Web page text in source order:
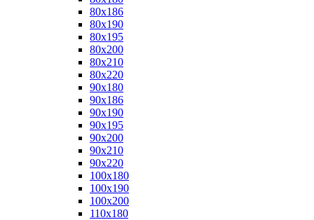
80x186
80x190
80x195
80x200
80x210
80x220
90x180
90x186
90x190
90x195
90x200
90x210
90x220
100x180
100x190
100x200
110x180